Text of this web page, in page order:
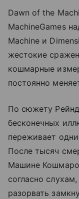
Dawn of the
MachineGames
Machine и
жестокие
кошмарные
постоянно
По сюжету
бесконечных
переживает
После тысяч
Машине
согласно
разорвать